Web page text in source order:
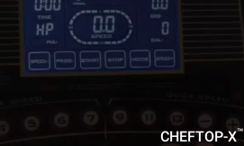
CHEFTOP-X™